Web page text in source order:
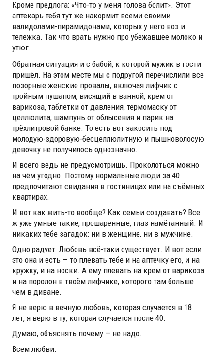
Кроме предлога: «Что-то у меня голова болит». Этот
аптекарь тебя тут же накормит всеми своими
валидолами-пирамидонами, которых у него воз и
тележка. Так что врать нужно про убежавшее молоко и
утюг.
Обратная ситуация и с бабой, к которой мужик в гости
пришёл. На этом месте мы с подругой перечислили все
позорные женские провалы, включая лифчик с
тройным пушапом, висящий в ванной, крем от
варикоза, таблетки от давления, термомаску от
целлюлита, шампунь от облысения и парик на
трёхлитровой банке. То есть вот закосить под
молодую-здоровую-бесцеллюлитную и пышноволосую
девочку не получилось однозначно.
И всего ведь не предусмотришь. Проколоться можно
на чём угодно. Поэтому нормальные люди за 40
предпочитают свидания в гостиницах или на съёмных
квартирах.
И вот как жить-то вообще? Как семьи создавать? Все
ж уже умные такие, прошаренные, глаз намётанный. И
никаких тебе загадок: ни в женщине, ни в мужчине.
Одно радует: Любовь всё-таки существует. И вот если
это она и есть — то плевать тебе и на аптечку его, и на
кружку, и на носки. А ему плевать на крем от варикоза
и на поролон в твоём лифчике, которого там больше
чем в диване.
Я не верю в вечную любовь, которая случается в 18
лет, я верю в ту, которая случается после 40.
Думаю, объяснять почему — не надо.
Всем любви.